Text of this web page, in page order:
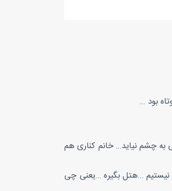
بود ...
به چشم نیاید... خانم کناری هم
نیستیم ...هتل بگیره ...یعنی چی